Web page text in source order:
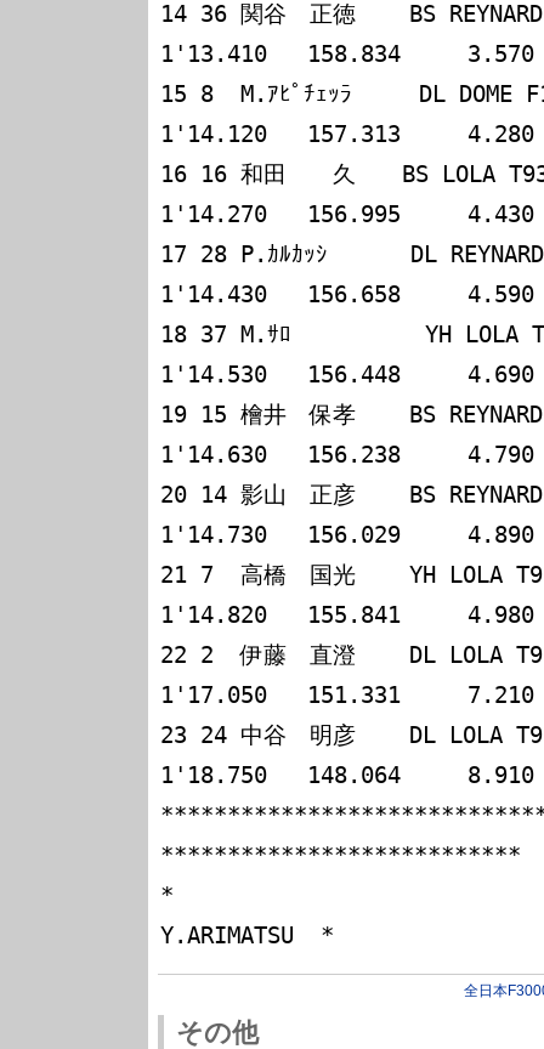
14 36 関谷　正徳    BS REYNARD
1'13.410   158.834     3.570
15 8  M.ｱﾋﾟﾁｪｯﾗ     DL DOME
1'14.120   157.313     4.280
16 16 和田　　久　　BS LOLA
1'14.270   156.995     4.430
17 28 P.ｶﾙｶｯｼ　　　 DL
1'14.430   156.658     4.590
18 37 M.ｻﾛ          YH LOLA
1'14.530   156.448     4.690
19 15 檜井　保孝    BS
1'14.630   156.238     4.790
20 14 影山　正彦    BS
1'14.730   156.029     4.890
21 7  高橋　国光    YH LOLA
1'14.820   155.841     4.980
22 2  伊藤　直澄    DL LOLA
1'17.050   151.331     7.210
23 24 中谷　明彦    DL LOLA
1'18.750   148.064     8.910
***************************
*
全日本
その他